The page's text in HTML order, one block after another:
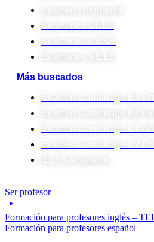
Examen Linguaskill
Exámenes DELE
Exámenes CCSE
Exámenes SIELE
Más buscados
Examen Cambridge B1
Examen Cambridge B2
Examen Cambridge C1
Examen Cambridge C2
IELTS Academic
Ser profesor
Formación para profesores inglés –
Formación para profesores español